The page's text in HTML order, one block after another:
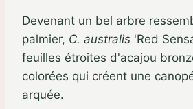
Devenant un bel arbre
palmier, C. australis 'Red
feuilles étroites d'acajou
colorées qui créent une
arquée.